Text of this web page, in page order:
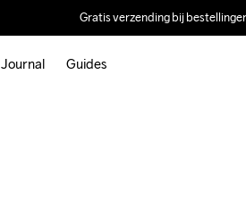
Gratis verzending bij
Journal Guides